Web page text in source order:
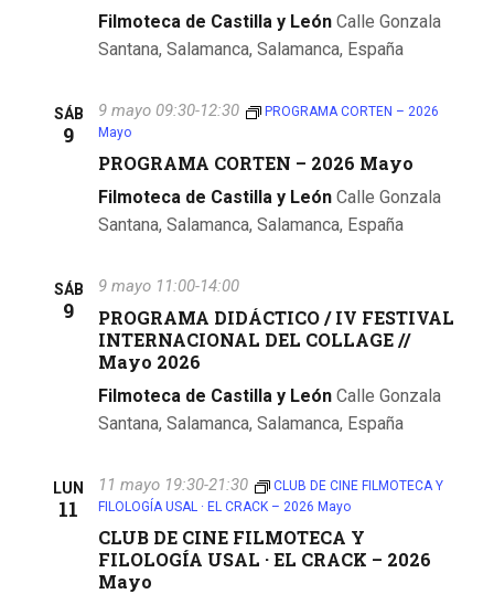
s
t
a
s
d
e
v
n
o
s
Filmoteca de Castilla y León Calle Gonzala
Santana, Salamanca, Salamanca, España
SÁB
9
9 mayo 09:30-12:30
PROGRAMA CORTEN – 2026
Mayo
PROGRAMA CORTEN – 2026 Mayo
Filmoteca de Castilla y León Calle Gonzala
Santana, Salamanca, Salamanca, España
SÁB
9
9 mayo 11:00-14:00
PROGRAMA DIDÁCTICO / IV FESTIVAL
INTERNACIONAL DEL COLLAGE //
Mayo 2026
Filmoteca de Castilla y León Calle Gonzala
Santana, Salamanca, Salamanca, España
LUN
11
11 mayo 19:30-21:30
CLUB DE CINE FILMOTECA Y
FILOLOGÍA USAL · EL CRACK – 2026 Mayo
CLUB DE CINE FILMOTECA Y
FILOLOGÍA USAL · EL CRACK – 2026
Mayo